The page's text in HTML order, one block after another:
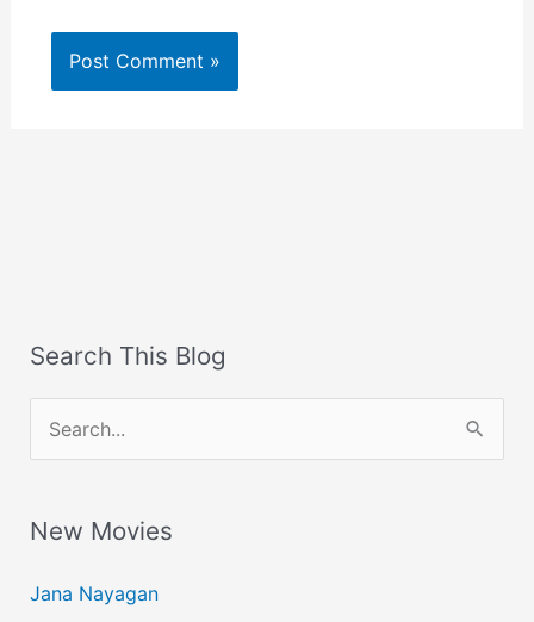
Search This Blog
e
r
h
New Movies
Jana Nayagan